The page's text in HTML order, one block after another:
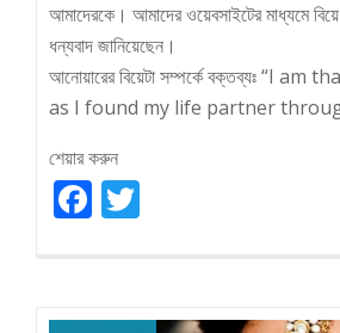
আমাদেরকে। আমাদের ওয়েবসাইটের মাধ্যমে
ধন্যবাদ জানিয়েছেন।
আনোয়ারের বিয়েটা সম্পর্কে বক্তব্যঃ “I
as I found my life partner
শেয়ার করুন
Facebook